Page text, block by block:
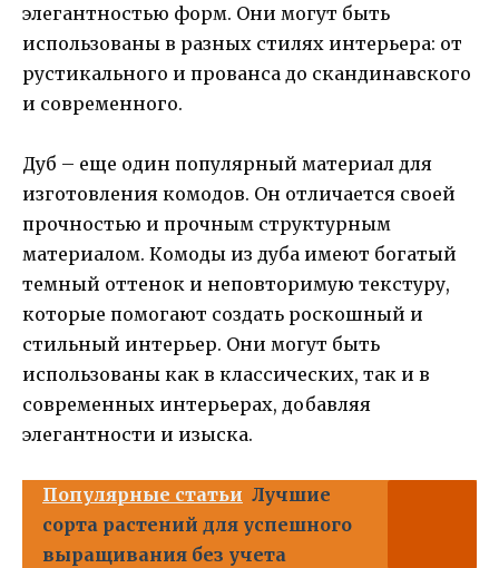
элегантностью форм. Они могут быть
использованы в разных стилях интерьера: от
рустикального и прованса до скандинавского
и современного.
Дуб – еще один популярный материал для
изготовления комодов. Он отличается своей
прочностью и прочным структурным
материалом. Комоды из дуба имеют богатый
темный оттенок и неповторимую текстуру,
которые помогают создать роскошный и
стильный интерьер. Они могут быть
использованы как в классических, так и в
современных интерьерах, добавляя
элегантности и изыска.
Популярные статьи Лучшие
сорта растений для успешного
выращивания без учета